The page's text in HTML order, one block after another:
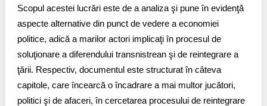
Scopul acestei lucrări este de a analiza şi pune în evidenţă
aspecte alternative din punct de vedere a economiei
politice, adică a marilor actori implicaţi în procesul de
soluţionare a diferendului transnistrean şi de reintegrare a
ţării. Respectiv, documentul este structurat în câteva
capitole, care încearcă o încadrare a mai multor jucători,
politici şi de afaceri, în cercetarea procesului de reintegrare